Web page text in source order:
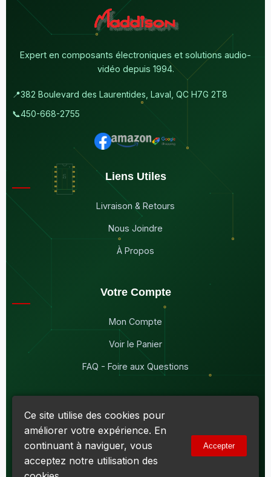
Expert en composants électroniques et solutions audio-
vidéo depuis 1994.
📍382 Boulevard des Laurentides, Laval, QC H7G 2T8
📞450-668-2755
Liens Utiles
Livraison & Retours
Nous Joindre
À Propos
Votre Compte
Mon Compte
Voir le Panier
FAQ - Foire aux Questions
© 2026Maddison Électronique Inc.
Politique de confidentialité & Cookies|
Conditions d'utilisation
Numéro d'entreprise du Québec (NEQ) :
R138919030RT0001 • TVQ : 10-1702-3051TQ0001
Ce site utilise des cookies pour
améliorer votre expérience. En
continuant à naviguer, vous
acceptez notre utilisation des
Accepter